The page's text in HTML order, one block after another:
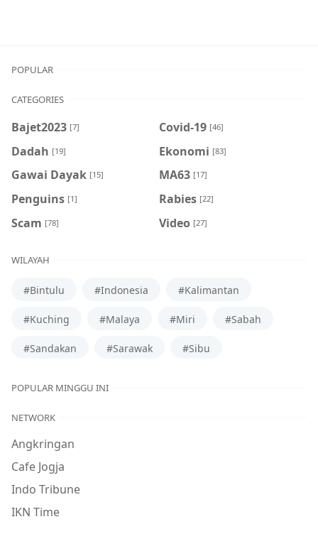
POPULAR
CATEGORIES
Bajet2023 [7] Covid-19 [46]
Dadah [19] Ekonomi [83]
Gawai Dayak [15] MA63 [17]
Penguins [1] Rabies [22]
Scam [78] Video [27]
WILAYAH
#Bintulu #Indonesia #Kalimantan
#Kuching #Malaya #Miri #Sabah
#Sandakan #Sarawak #Sibu
POPULAR MINGGU INI
NETWORK
Angkringan
Cafe Jogja
Indo Tribune
IKN Time